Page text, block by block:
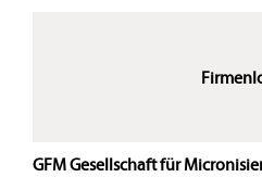
GFM Gesellschaft für